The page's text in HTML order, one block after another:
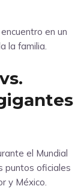
en un
la familia.
el Mundial
puntos oficiales
y México.